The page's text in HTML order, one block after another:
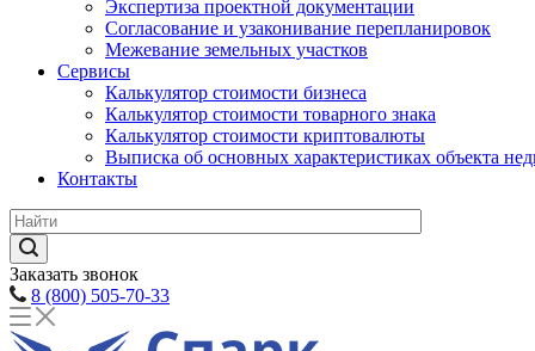
Экспертиза проектной документации
Согласование и узаконивание перепланировок
Межевание земельных участков
Сервисы
Калькулятор стоимости бизнеса
Калькулятор стоимости товарного знака
Калькулятор стоимости криптовалюты
Выписка об основных характеристиках объекта
Контакты
Заказать звонок
8 (800) 505-70-33